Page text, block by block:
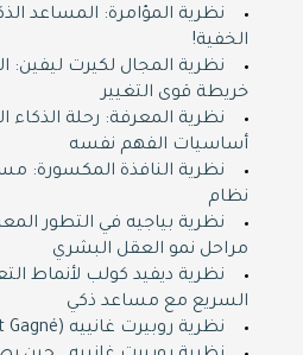
نظرية المؤامرة: المساعد
الخفية!
نظرية المجال لكيرت ليفين:
خريطة قوى التغيير
نظرية المعرفة: رحلة
أساسيات الفهم نفسه
نظرية النافذة المكسورة:
نظام
نظرية بياجيه في التطور
مراحل نمو العقل البشري
نظرية ديفيد كولب لأنماط
السريع مع مساعد ذكي
نظرية روبيرت غانييه (Robert Gagné)